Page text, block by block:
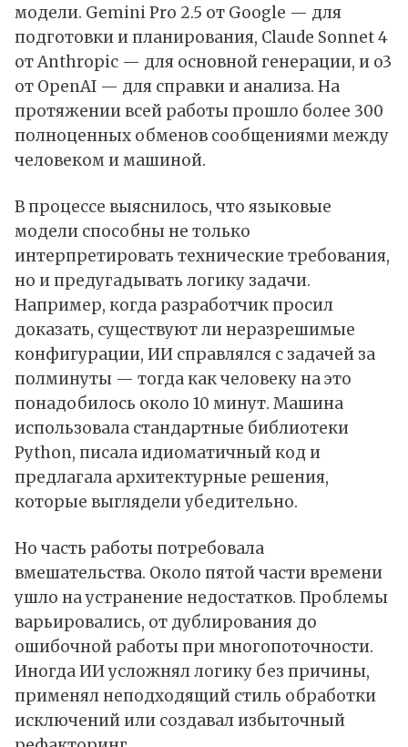
модели. GeminiPro 2.5 от Google — для
подготовки и планирования, Claude Sonnet 4
отAnthropic — для основной генерации, и o3
от OpenAI — для справки и анализа. На
протяжении всей работы прошло более 300
полноценных обменов сообщениями между
человеком и машиной.
В процессе выяснилось, что языковые
модели способны не только
интерпретировать технические требования,
но и предугадывать логику задачи.
Например, когда разработчик просил
доказать, существуют ли неразрешимые
конфигурации, ИИ справлялся с задачей за
полминуты — тогда как человеку на это
понадобилось около 10 минут. Машина
использовала стандартные библиотеки
Python, писала идиоматичный код и
предлагала архитектурные решения,
которые выглядели убедительно.
Но часть работы потребовала
вмешательства. Около пятой части времени
ушло на устранение недостатков. Проблемы
варьировались, от дублирования до
ошибочной работы при многопоточности.
Иногда ИИ усложнял логику без причины,
применял неподходящий стиль обработки
исключений или создавал избыточный